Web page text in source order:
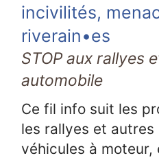
incivilités,
riverain•es
STOP aux rallyes
automobile
Ce fil info suit les
les rallyes et autres
véhicules à moteur,